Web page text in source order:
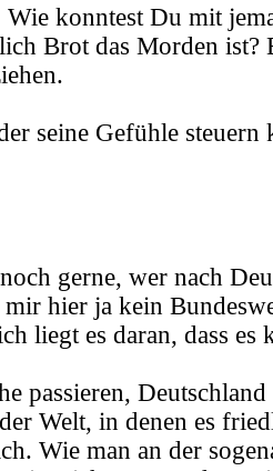
konntest Du mit
Brot das Morden
seine Gefühle steuern
gerne, wer nach
hier ja kein
liegt es daran, dass es
passieren, Deutschland
Welt, in denen es
Wie man an der